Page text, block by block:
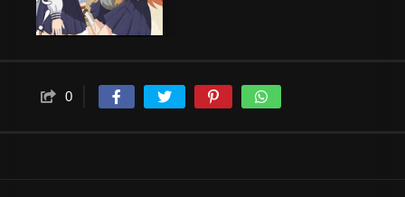
passado secreto de Torako! Seja
0